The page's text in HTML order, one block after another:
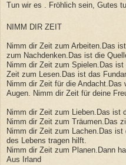
Tun wir es . Fröhlich sein, Gutes
NIMM DIR ZEIT
Nimm dir Zeit zum Arbeiten.Das
zum Nachdenken.Das ist die
Nimm dir Zeit zum Spielen.Das
Zeit zum Lesen.Das ist das
Nimm dir Zeit für die Andacht.Das
Augen. Nimm dir Zeit für deine
Nimm dir Zeit zum Lieben.Das ist
Nimm dir Zeit zum Träumen.Das
Nimm dir Zeit zum Lachen.Das
des Lebens tragen hilft.
Nimm dir Zeit zum Planen.Dann
Aus Irland